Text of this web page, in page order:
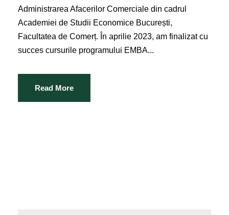
Administrarea Afacerilor Comerciale din cadrul
Academiei de Studii Economice București,
Facultatea de Comerț. În aprilie 2023, am finalizat cu
succes cursurile programului EMBA...
Read More